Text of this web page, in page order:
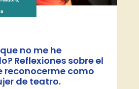
no me he
Reflexiones sobre el
reconocerme como
de teatro.